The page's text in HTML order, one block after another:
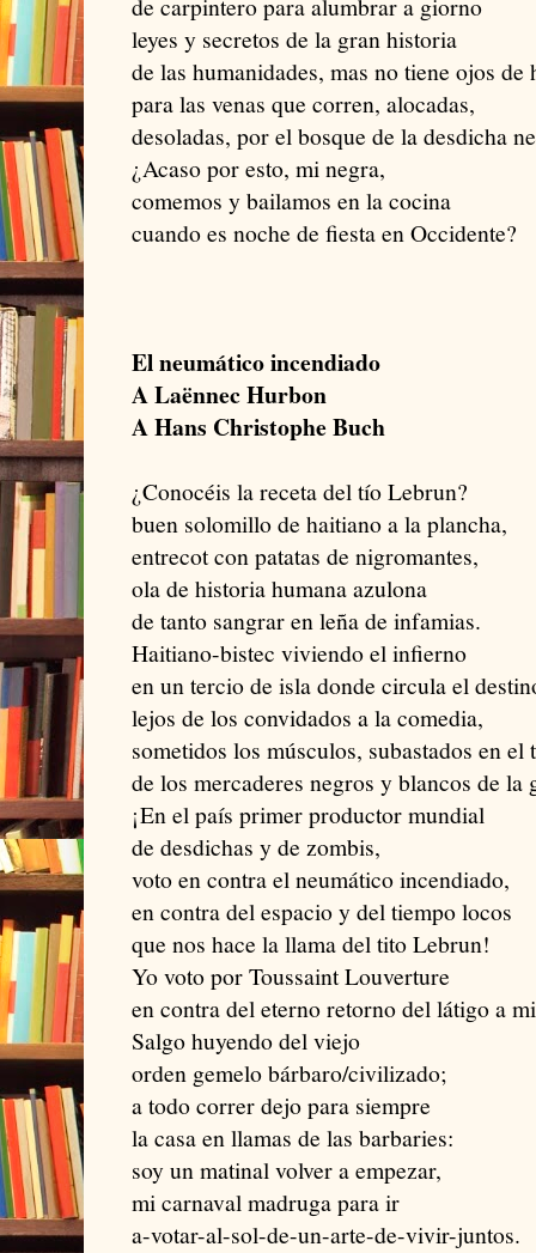
de carpintero para alumbrar a giorno
leyes y secretos de la gran historia
de las humanidades, mas no tiene ojos de
para las venas que corren, alocadas,
desoladas, por el bosque de la desdicha
¿Acaso por esto, mi negra,
comemos y bailamos en la cocina
cuando es noche de fiesta en Occidente?
El neumático incendiado
A Laënnec Hurbon
A Hans Christophe Buch
¿Conocéis la receta del tío Lebrun?
buen solomillo de haitiano a la plancha,
entrecot con patatas de nigromantes,
ola de historia humana azulona
de tanto sangrar en leña de infamias.
Haitiano-bistec viviendo el infierno
en un tercio de isla donde circula el
lejos de los convidados a la comedia,
sometidos los músculos, subastados en el
de los mercaderes negros y blancos de la
¡En el país primer productor mundial
de desdichas y de zombis,
voto en contra el neumático incendiado,
en contra del espacio y del tiempo locos
que nos hace la llama del tito Lebrun!
Yo voto por Toussaint Louverture
en contra del eterno retorno del látigo a
Salgo huyendo del viejo
orden gemelo bárbaro/civilizado;
a todo correr dejo para siempre
la casa en llamas de las barbaries:
soy un matinal volver a empezar,
mi carnaval madruga para ir
a-votar-al-sol-de-un-arte-de-vivir-juntos.